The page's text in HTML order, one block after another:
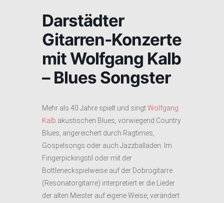
Darstädter
Gitarren-Konzerte
mit Wolfgang Kalb
– Blues Songster
Mehr als 40 Jahre spielt und singtWolfgang
Kalb akustischen Blues, vorwiegend Country
Blues, angereichert durch Ragtimes,
Gospelsongs oder auch Jazzballaden. Im
Fingerpickingstil oder mit der
Bottleneckspielweise auf der Dobrogitarre
(Resonatorgitarre) interpretiert er die Lieder
der alten Meister auf eigene Weise, verändert